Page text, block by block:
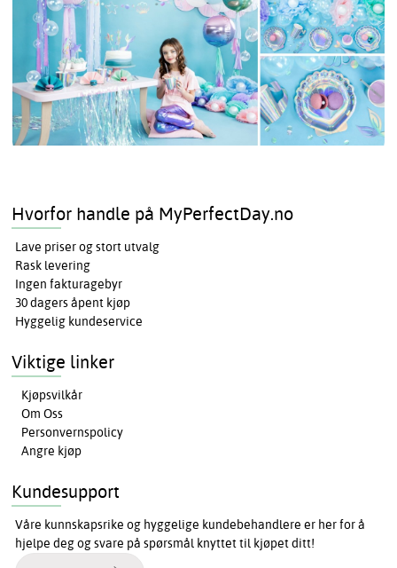
Hvorfor handle på MyPerfectDay.no
Lave priser og stort utvalg
Rask levering
Ingen fakturagebyr
30 dagers åpent kjøp
Hyggelig kundeservice
Viktige linker
Kjøpsvilkår
Om Oss
Personvernspolicy
Angre kjøp
Kundesupport
Våre kunnskapsrike og hyggelige kundebehandlere er her for å
hjelpe deg og svare på spørsmål knyttet til kjøpet ditt!